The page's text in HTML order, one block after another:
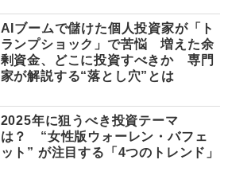
AIブームで儲けた個人投資家が「ト
ランプショック」で苦悩 増えた余
剰資金、どこに投資すべきか 専門
家が解説する“落とし穴”とは
2025年に狙うべき投資テーマ
は？ “女性版ウォーレン・バフェ
ット” が注目する「4つのトレンド」